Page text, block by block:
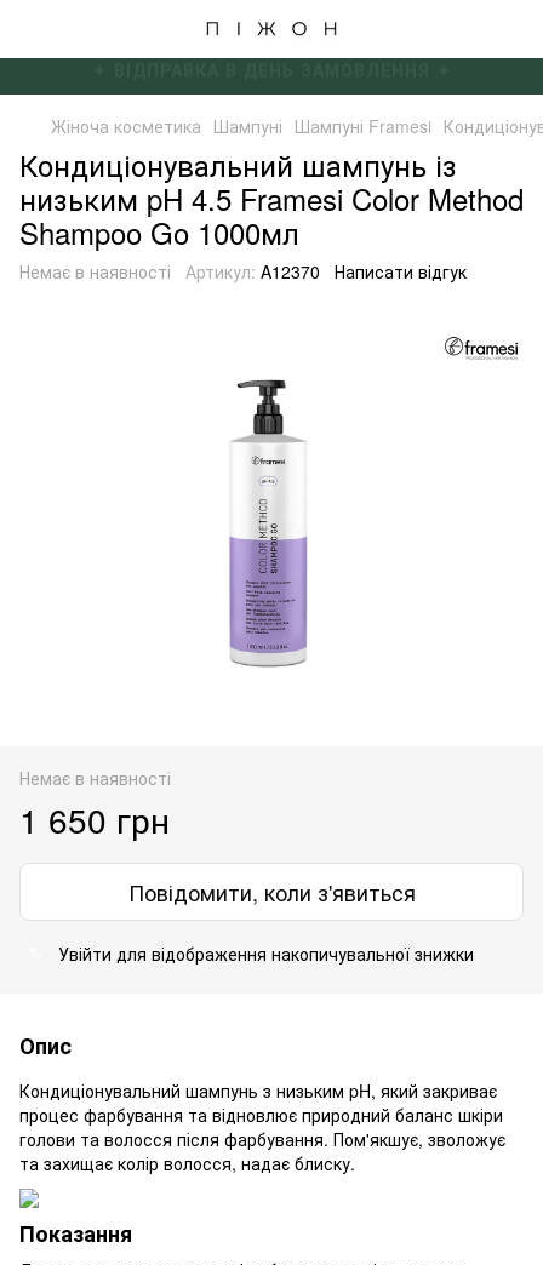
Жіноча косметика Шампуні Шампуні Framesi
Кондиціонувальний шампунь із
низьким pH 4.5 Framesi Color Method
Shampoo Go 1000мл
Немає в наявності Артикул: A12370 Написати відгук
Немає в наявності
1 650 грн
Повідомити, коли з'явиться
Увійти для відображення накопичувальної знижки
Опис
Кондиціонувальний шампунь з низьким pH, який закриває
процес фарбування та відновлює природний баланс шкіри
голови та волосся після фарбування. Пом'якшує, зволожує
та захищає колір волосся, надає блиску.
Показання